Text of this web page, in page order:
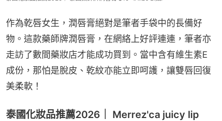
作為乾唇女生，潤唇膏絕對是筆者手袋中的長備好
物。這款藥師牌潤唇膏，在網絡上好評連連，筆者亦
走訪了數間藥妝店才能成功買到。當中含有維生素E
成份，那怕是脫皮、乾紋亦能立即呵護，讓雙唇回復
美柔軟！
泰國化妝品推薦2026｜ Merrez'ca juicy lip